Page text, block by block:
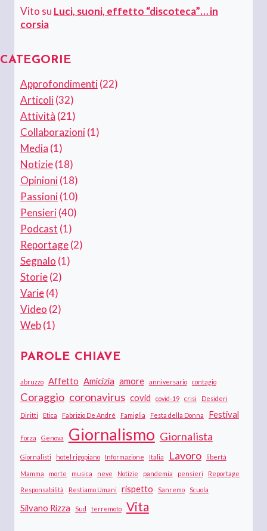
Vito su Luci, suoni, effetto “discoteca”… in
corsia
CATEGORIE
Approfondimenti(22)
Articoli(32)
Attività (21)
Collaborazioni(1)
Media (1)
Notizie(18)
Opinioni(18)
Passioni(10)
Pensieri(40)
Podcast (1)
Reportage(2)
Segnalo (1)
Storie(2)
Varie(4)
Video (2)
Web(1)
PAROLE CHIAVE
abruzzo Affetto Amicizia amore anniversario contagio
Coraggio coronavirus covid covid-19 crisi Desideri
Diritti Etica Fabrizio De André Famiglia Festa della Donna Festival
Forza Genova Giornalismo Giornalista
Giornalisti hotel rigopiano Informazione Italia Lavoro libertà
Mamma morte musica neve Notizie pandemia pensieri Reportage
Responsabilità Restiamo Umani rispetto Sanremo Scuola
Silvano Rizza Sud terremoto Vita